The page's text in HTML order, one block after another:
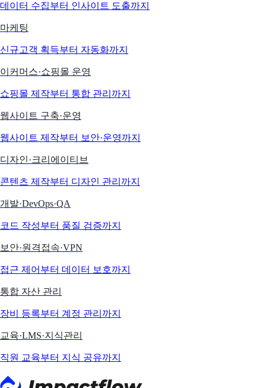
데이터 수집부터 인사이트 도출까지
마케팅
신규고객 획득부터 자동화까지
이커머스·쇼핑몰 운영
쇼핑몰 제작부터 통합 관리까지
웹사이트 구축·운영
웹사이트 제작부터 보안·운영까지
디자인·크리에이티브
콘텐츠 제작부터 디자인 관리까지
개발·DevOps·QA
코드 작성부터 품질 검증까지
보안·원격접속·VPN
접근 제어부터 데이터 보호까지
통합 자산 관리
장비 등록부터 계정 관리까지
교육·LMS·지식관리
직원 교육부터 지식 공유까지